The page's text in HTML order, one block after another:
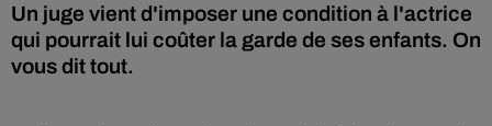
Un juge vient d'imposer une condition à l'actrice
qui pourrait lui coûter la garde de ses enfants. On
vous dit tout.